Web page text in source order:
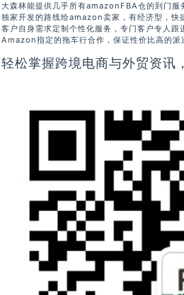
大森林能提供几乎所有amazonFBA仓的到门服
独家开发的路线给amazon卖家，有经济型，快
客户自身需求定制个性化服务，专门客户专人
Amazon指定的拖车行合作，保证性价比高的派
轻松掌握跨境电商与外贸资讯